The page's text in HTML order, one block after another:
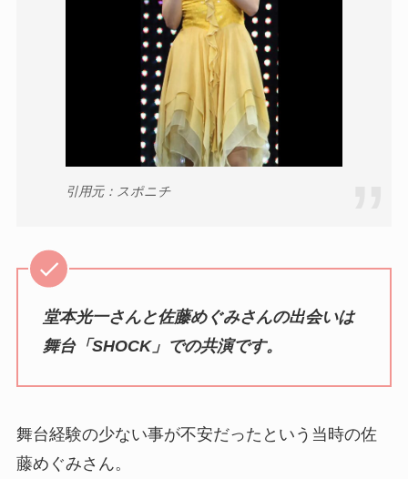
引用元：スポニチ
堂本光一さんと佐藤めぐみさんの出会いは
舞台「SHOCK」での共演です。
舞台経験の少ない事が不安だったという当時の佐
藤めぐみさん。